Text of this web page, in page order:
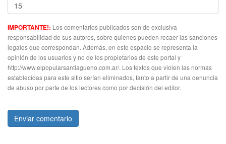
IMPORTANTE!: Los comentarios publicados son de exclusiva
responsabilidad de sus autores, sobre quienes pueden recaer las sanciones
legales que correspondan. Además, en este espacio se representa la
opinión de los usuarios y no de los propietarios de este portal y
http://www.elpopularsantiagueno.com.ar/. Los textos que violen las normas
establecidas para este sitio serían eliminados, tanto a partir de una denuncia
de abuso por parte de los lectores como por decisión del editor.
Enviar comentario